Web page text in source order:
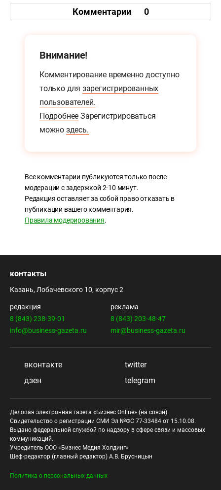
Комментарии 0
Внимание!
Комментирование временно доступно
только для зарегистрированных
пользователей.
Подробнее Зарегистрироваться
можно здесь.
Все комментарии публикуются только после
модерации с задержкой 2-10 минут.
Редакция оставляет за собой право отказать в
публикации вашего комментария.
Правила модерирования.
контакты
Казань, Лобачевского 10, корпус 2
редакция
8 (843) 238-39-01
info@business-gazeta.ru
реклама
8 (843) 203-48-47
mir@business-gazeta.ru
вконтакте
twitter
дзен
telegram
Деловая электронная газета «Бизнес Online» (на связи).
Свидетельство о регистрации СМИ Эл №ФС 77-33484 от 15.10.08.
Выдано федеральной службой по надзору в сфере связи и массовых
коммуникаций.
Учредитель ООО «Бизнес Медия Холдинг»
Шеф-редактор (главный редактор) А.В. Брусницын
Политика о персональных данных